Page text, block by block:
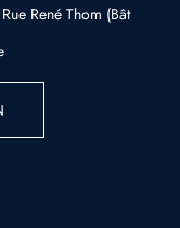
René Thom (Bât